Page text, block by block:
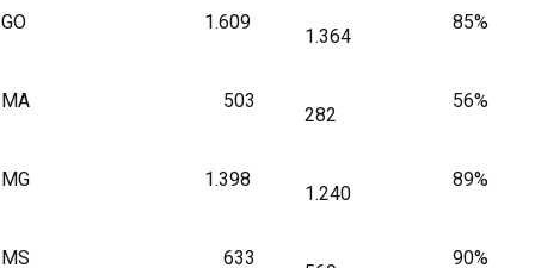
GO 1.609
1.364
85%
MA 503
282
56%
MG 1.398
1.240
89%
MS 633 90%